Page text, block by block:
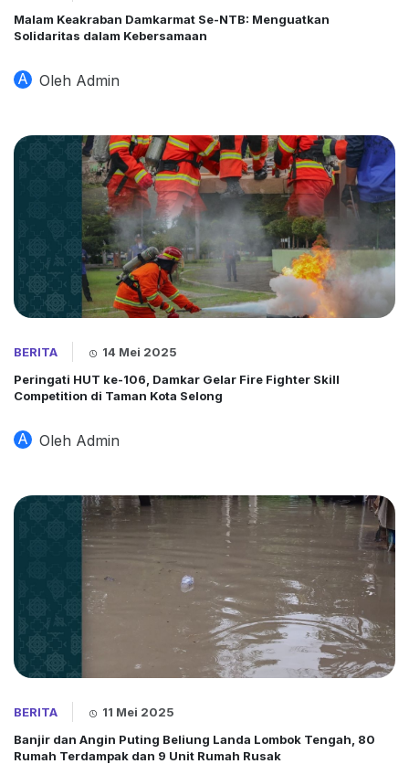
Malam Keakraban Damkarmat Se-NTB: Menguatkan
Solidaritas dalam Kebersamaan
A Oleh Admin
BERITA
14 Mei 2025
Peringati HUT ke-106, Damkar Gelar Fire Fighter Skill
Competition di Taman Kota Selong
A Oleh Admin
BERITA
11 Mei 2025
Banjir dan Angin Puting Beliung Landa Lombok Tengah, 80
Rumah Terdampak dan 9 Unit Rumah Rusak